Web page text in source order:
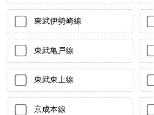
東武伊勢崎線
東武亀戸線
東武東上線
京成本線